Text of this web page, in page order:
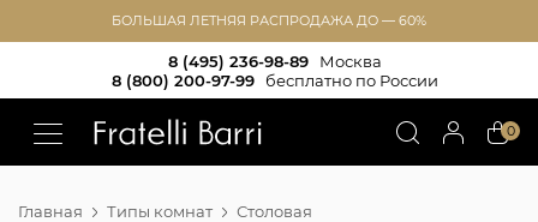
БОЛЬШАЯ ЛЕТНЯЯ РАСПРОДАЖА ДО — 60%
8 (495) 236-98-89
Москва
8 (800) 200-97-99
бесплатно по России
0
Главная Типы комнат Столовая